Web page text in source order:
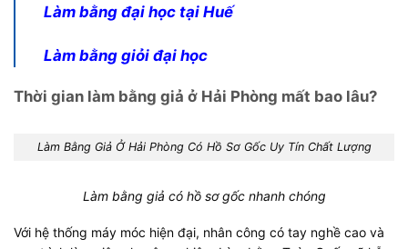
Làm bằng đại học tại Huế
Làm bằng giỏi đại học
Thời gian làm bằng giả ở Hải Phòng mất bao lâu?
Làm Bằng Giả Ở Hải Phòng Có Hồ Sơ Gốc Uy Tín Chất Lượng
Làm bằng giả có hồ sơ gốc nhanh chóng
Với hệ thống máy móc hiện đại, nhân công có tay nghề cao và